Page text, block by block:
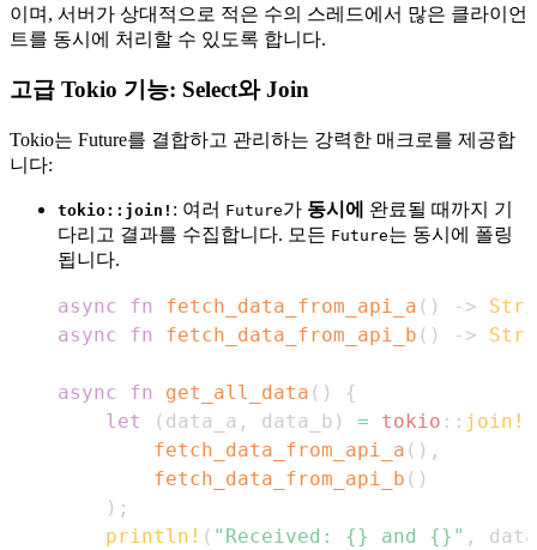
이며, 서버가 상대적으로 적은 수의 스레드에서 많은 클라이언
트를 동시에 처리할 수 있도록 합니다.
고급 Tokio 기능: Select와 Join
Tokio는 Future를 결합하고 관리하는 강력한 매크로를 제공합
니다:
tokio::join! : 여러 Future가 동시에
완료될 때까지 기
다리고 결과를 수집합니다. 모든 Future는 동시에 폴링
됩니다.
async fn fetch_data_from_api_a ( ) ->
async
fn fetch_data_from_api_b ( ) ->
async fn get_all_data ( )
{
let
( data_a , data_b ) = tokio :: join!
fetch_data_from_api_a ( ) ,
fetch_data_from_api_b ( )
) ;
println! ( "Received: {} and {}" ,